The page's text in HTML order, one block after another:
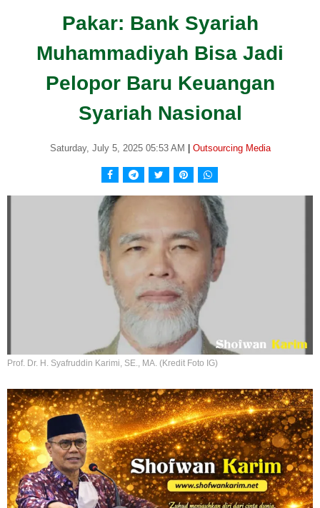
Pakar: Bank Syariah
Muhammadiyah Bisa Jadi
Pelopor Baru Keuangan
Syariah Nasional
Saturday, July 5, 2025 05:53 AM Outsourcing Media
Prof. Dr. H. Syafruddin Karimi, SE., MA. (Kredit Foto IG)